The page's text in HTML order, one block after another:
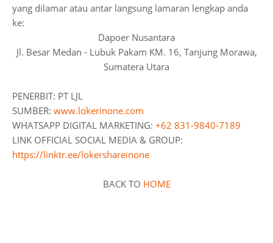
yang dilamar atau antar langsung lamaran lengkap anda
ke:
Dapoer Nusantara
Jl. Besar Medan - Lubuk Pakam KM. 16, Tanjung Morawa,
Sumatera Utara
PENERBIT: PT LJL
SUMBER: www.lokerinone.com
WHATSAPP DIGITAL MARKETING: +62 831-9840-7189
LINK OFFICIAL SOCIAL MEDIA & GROUP:
https://linktr.ee/lokershareinone
BACK TO HOME